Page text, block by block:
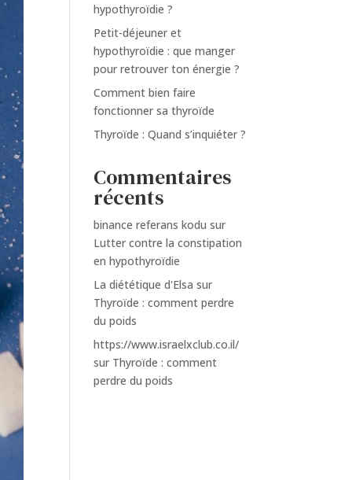
hypothyroïdie ?
Petit-déjeuner et
hypothyroïdie : que manger
pour retrouver ton énergie ?
Comment bien faire
fonctionner sa thyroïde
Thyroïde : Quand s’inquiéter ?
Commentaires
récents
binance referans kodu sur
Lutter contre la constipation
en hypothyroïdie
La diététique d'Elsa sur
Thyroïde : comment perdre
du poids
https://www.israelxclub.co.il/
sur Thyroïde : comment
perdre du poids